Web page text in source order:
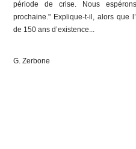
période de crise. Nous
prochaine." Explique-t-il, alors que
de 150 ans d’existence...
G. Zerbone